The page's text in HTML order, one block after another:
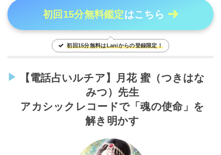
初回15分無料鑑定はこちら
初回15分無料はLaniからの登録限定！
【電話占いルチア】月花 蜜（つきはな
みつ）先生
アカシックレコードで「魂の使命」を
解き明かす